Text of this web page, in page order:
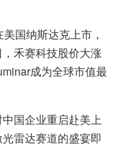
国纳斯达克上市，
禾赛科技股价大涨
成为全球市值最
国企业重启赴美上
雷达赛道的盛宴即